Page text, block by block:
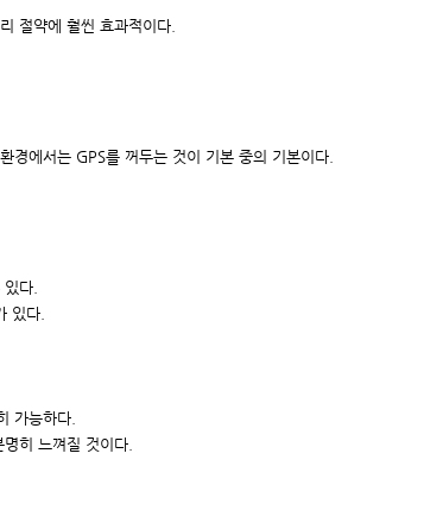
절약에 훨씬 효과적이다.
경에서는 GPS를 꺼두는 것이 기본 중의 기본이다.
다.
있다.
가능하다.
히 느껴질 것이다.